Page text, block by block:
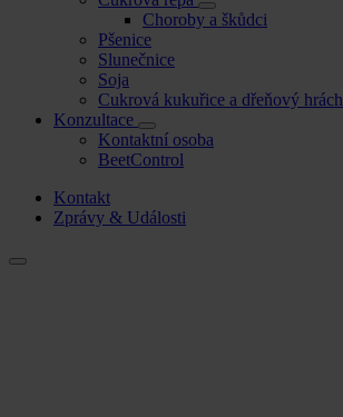
Choroby a škůdci
Pšenice
Slunečnice
Soja
Cukrová kukuřice a dřeňový hrách
Konzultace
Kontaktní osoba
BeetControl
Kontakt
Zprávy & Události